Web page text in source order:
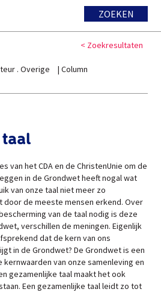
ZOEKEN
< Zoekresultaten
. Overige Column
taal
van het CDA en de ChristenUnie om de
in de Grondwet heeft nogal wat
van onze taal niet meer zo
de meeste mensen erkend. Over
van de taal nodig is deze
verschillen de meningen. Eigenlijk
dat de kern van ons
in de Grondwet? De Grondwet is een
van onze samenleving en
gezamenlijke taal maakt het ook
Een gezamenlijke taal leidt zo tot